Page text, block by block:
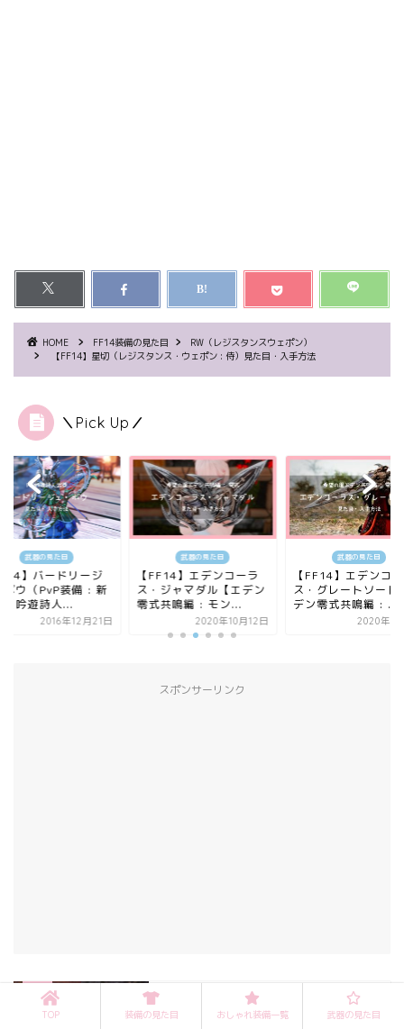
HOME FF14装備の見た目
RW（レジスタンスウェポン）
【FF14】星切（レジスタンス・ウェポン : 侍）見た目・入手方法
＼Pick Up／
武器の見た目
】バードリージ
ボウ（PvP装備 : 新
【吟遊詩人...
2016年12月21日
武器の見た目
【FF14】エデンコーラ
ス・ジャマダル【エデン
零式共鳴編 : モン...
2020年10月12日
武器の見た目
【FF14】エデンコ
ス・グレートソード
デン零式共鳴編 : ...
2020年7
スポンサーリンク
【FF14】染色可！白魔道士AF4【アイ
ディアル・エーベル】
TOP 装備の見た目 おしゃれ装備一覧 武器の見た目